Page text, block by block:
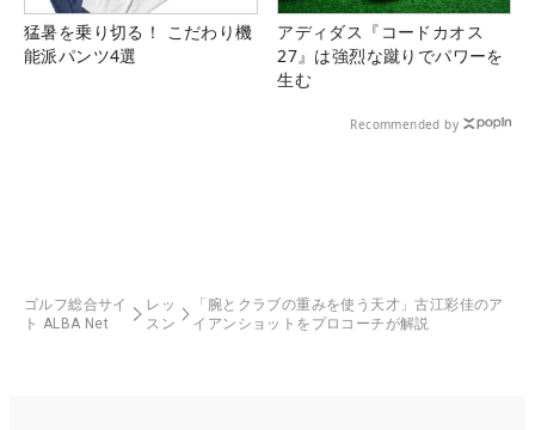
猛暑を乗り切る！ こだわり機
能派パンツ4選
アディダス『コードカオス
27』は強烈な蹴りでパワーを
生む
Recommended by
ゴルフ総合サイ
ト ALBA Net
レッ
スン
「腕とクラブの重みを使う天才」古江彩佳のア
イアンショットをプロコーチが解説